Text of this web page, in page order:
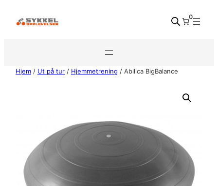
0
Hjem / Ut på tur / Hjemmetrening / Abilica BigBalance